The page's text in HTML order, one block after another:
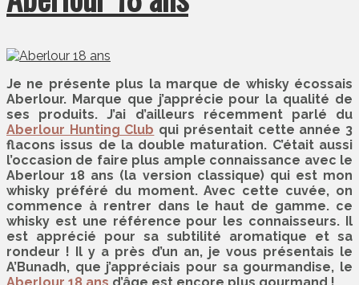
Je ne présente plus la marque de whisky écossais
Aberlour. Marque que j’apprécie pour la qualité de
ses produits. J’ai d’ailleurs récemment parlé du
Aberlour Hunting Club qui présentait cette année 3
flacons issus de la double maturation. C’était aussi
l’occasion de faire plus ample connaissance avec le
Aberlour 18 ans (la version classique) qui est mon
whisky préféré du moment. Avec cette cuvée, on
commence à rentrer dans le haut de gamme. ce
whisky est une référence pour les connaisseurs. Il
est apprécié pour sa subtilité aromatique et sa
rondeur ! Il y a près d’un an, je vous présentais le
A’Bunadh, que j’appréciais pour sa gourmandise, le